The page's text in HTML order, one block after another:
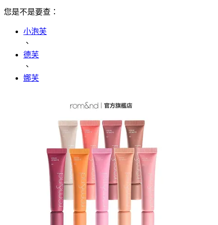
您是不是要查：
小泡芙
、
德芙
、
娜芙